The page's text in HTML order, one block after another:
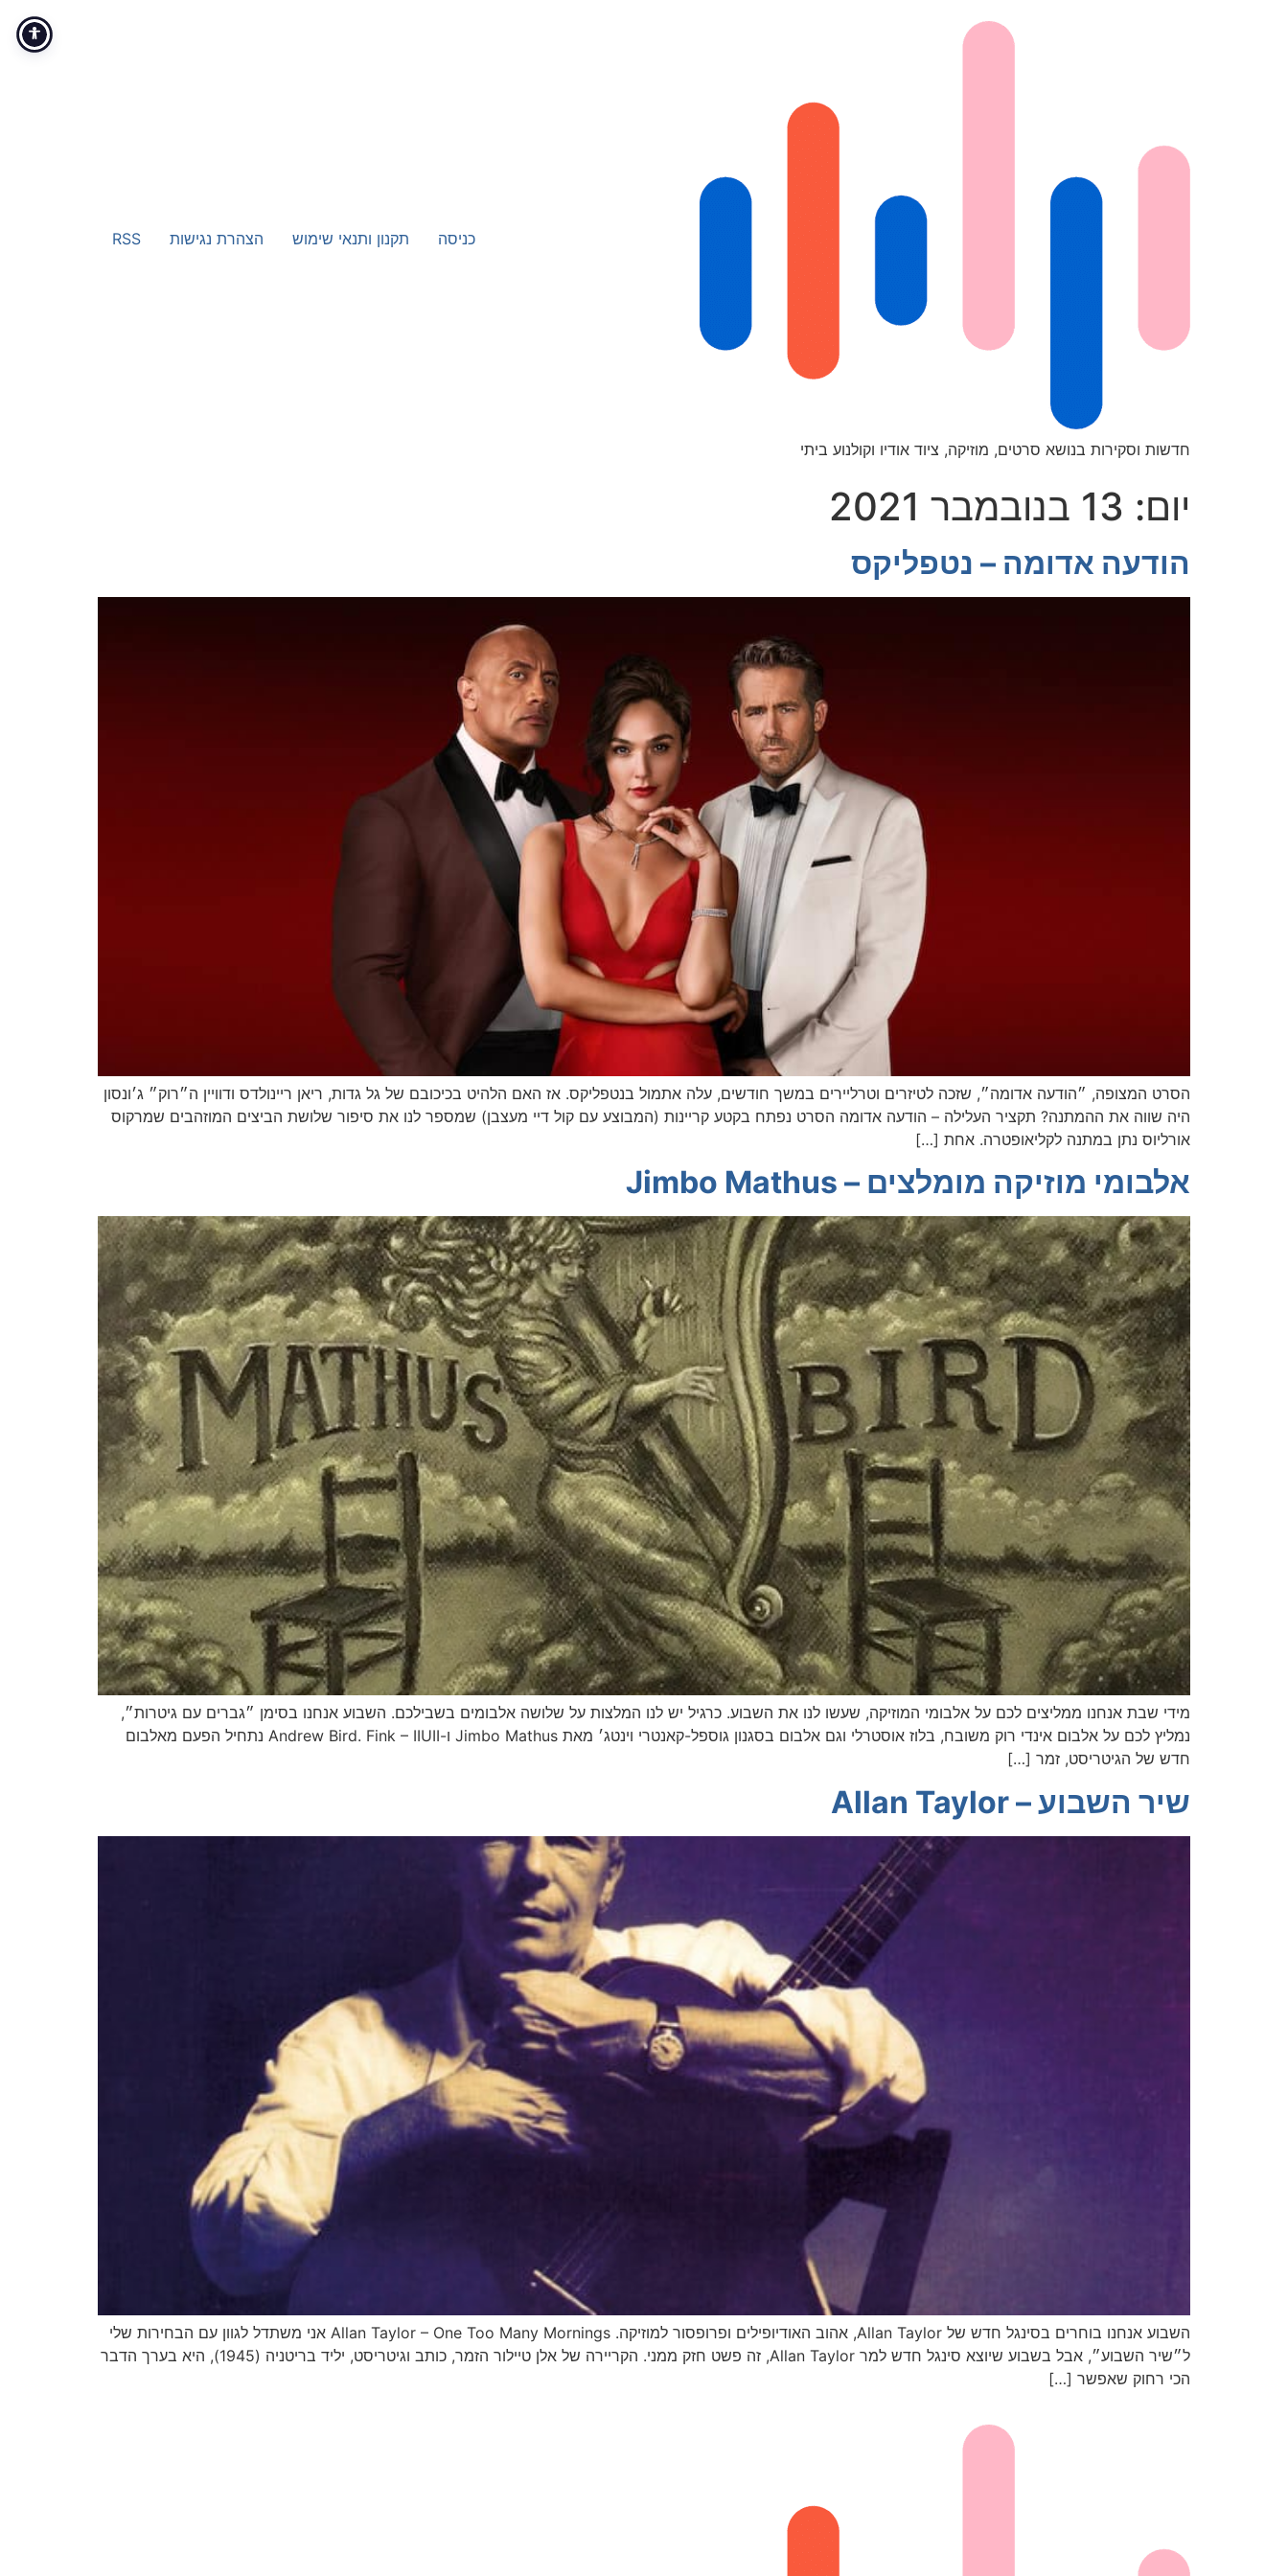
חדשות וסקירות בנושא סרטים, מוזיקה, ציוד אודיו וקולנוע ביתי
כניסה תקנון ותנאי שימוש הצהרת נגישות RSS
יום: 13 בנובמבר 2021
הודעה אדומה – נטפליקס
הסרט המצופה, ״הודעה אדומה״, שזכה לטיזרים וטרליירים במשך חודשים, עלה אתמול בנטפליקס. אז האם הלהיט בכיכובם של גל גדות, ריאן ריינולדס ודוויין ה״רוק״ ג׳ונסון
היה שווה את ההמתנה? תקציר העלילה – הודעה אדומה הסרט נפתח בקטע קריינות (המבוצע עם קול דיי מעצבן) שמספר לנו את סיפור שלושת הביצים המוזהבים שמרקוס
אורליוס נתן במתנה לקליאופטרה. אחת […]
אלבומי מוזיקה מומלצים – Jimbo Mathus
מידי שבת אנחנו ממליצים לכם על אלבומי המוזיקה, שעשו לנו את השבוע. כרגיל יש לנו המלצות על שלושה אלבומים בשבילכם. השבוע אנחנו בסימן ״גברים עם גיטרות״,
נמליץ לכם על אלבום אינדי רוק משובח, בלוז אוסטרלי וגם אלבום בסגנון גוספל-קאנטרי וינטג׳ מאת Jimbo Mathus ו-Andrew Bird. Fink – IIUII נתחיל הפעם מאלבום
חדש של הגיטריסט, זמר […]
שיר השבוע – Allan Taylor
השבוע אנחנו בוחרים בסינגל חדש של Allan Taylor, אהוב האודיופילים ופרופסור למוזיקה. Allan Taylor – One Too Many Mornings אני משתדל לגוון עם הבחירות שלי
ל״שיר השבוע״, אבל בשבוע שיוצא סינגל חדש למר Allan Taylor, זה פשט חזק ממני. הקריירה של אלן טיילור הזמר, כותב וגיטריסט, יליד בריטניה (1945), היא בערך הדבר
הכי רחוק שאפשר […]